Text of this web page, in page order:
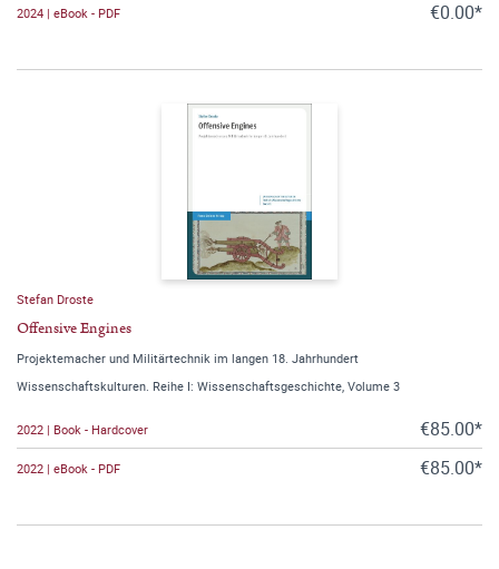
2024 | eBook - PDF €0.00*
Stefan Droste
Offensive Engines
Projektemacher und Militärtechnik im langen 18. Jahrhundert
Wissenschaftskulturen. Reihe I: Wissenschaftsgeschichte, Volume 3
2022 | Book - Hardcover €85.00*
2022 | eBook - PDF €85.00*